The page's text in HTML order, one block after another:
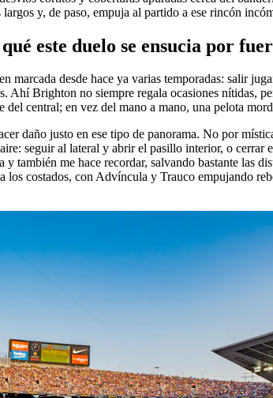
y, de paso, empuja al partido a ese rincón
este duelo se ensucia por
marcada desde hace ya varias temporadas: salir
Ahí Brighton no siempre regala ocasiones nítidas,
del central; en vez del mano a mano, una pelota
daño justo en ese tipo de panorama. No por
seguir al lateral y abrir el pasillo interior, o
y también me hace recordar, salvando bastante las
los costados, con Advíncula y Trauco empujando